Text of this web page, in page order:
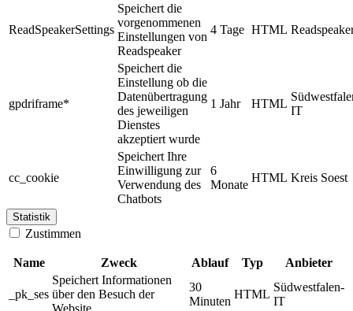
ReadSpeakerSettings
Speichert die
vorgenommenen
Einstellungen von
Readspeaker
4 Tage HTML
gpdriframe*
Speichert die
Einstellung ob die
Datenübertragung
des jeweiligen
Dienstes
akzeptiert wurde
1 Jahr HTML
IT
cc_cookie
Speichert Ihre
Einwilligung zur
Verwendung des
Chatbots
6
Monate
HTML Kreis Soest
Statistik
Zustimmen
Name Zweck Ablauf Typ Anbieter
_pk_ses
Speichert Informationen
über den Besuch der
30
Minuten
HTML
Südwestfalen-
IT